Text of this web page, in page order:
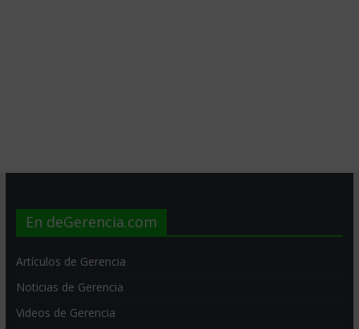
En deGerencia.com
Artículos de Gerencia
Noticias de Gerencia
Videos de Gerencia